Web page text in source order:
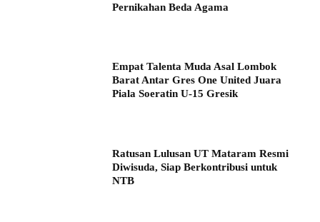
Pernikahan Beda Agama
Empat Talenta Muda Asal Lombok
Barat Antar Gres One United Juara
Piala Soeratin U-15 Gresik
Ratusan Lulusan UT Mataram Resmi
Diwisuda, Siap Berkontribusi untuk
NTB